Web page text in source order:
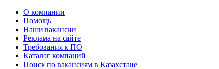
О компании
Помощь
Наши вакансии
Реклама на сайте
Требования к ПО
Каталог компаний
Поиск по вакансиям в Казахстане